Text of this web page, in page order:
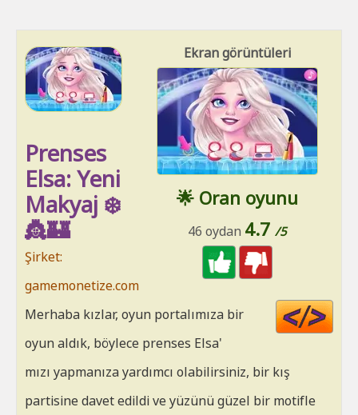
Ekran görüntüleri
🌟 Oran oyunu
46 oydan 4.7 /5
Prenses
Elsa: Yeni
Makyaj ❄️
👸🏰
Şirket:
gamemonetize.com
Merhaba kızlar, oyun portalımıza bir
oyun aldık, böylece prenses Elsa'
mızı yapmanıza yardımcı olabilirsiniz, bir kış
partisine davet edildi ve yüzünü güzel bir motifle